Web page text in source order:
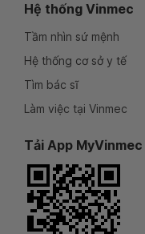
Hệ thống Vinmec
Tầm nhìn sứ mệnh
Hệ thống cơ sở y tế
Tìm bác sĩ
Làm việc tại Vinmec
Tải App MyVinmec